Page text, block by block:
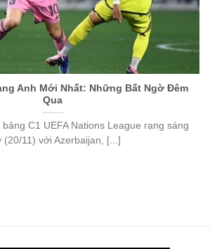
Anh Mới Nhất: Những Bất Ngờ Đêm
Qua
C1 UEFA Nations League rạng sáng
(20/11) với Azerbaijan, [...]